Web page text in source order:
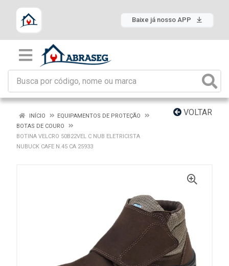
Baixe já nosso APP
VOLTAR
INÍCIO
EQUIPAMENTOS DE PROTEÇÃO
BOTAS DE COURO
BOTINA VELCRO 50B22VEL C NUB ELETRICISTA
NUBUCK CAFE N.45 CA 25933